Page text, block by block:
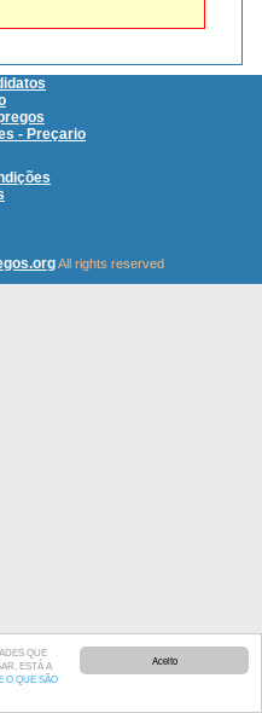
Aceito
QUE
ESTÁ A
O QUE SÃO
- Preçario
All rights reserved